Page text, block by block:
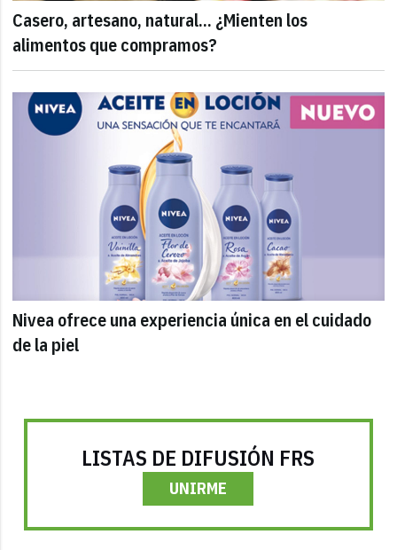
Casero, artesano, natural... ¿Mienten los
alimentos que compramos?
Nivea ofrece una experiencia única en el cuidado
de la piel
LISTAS DE DIFUSIÓN FRS
UNIRME